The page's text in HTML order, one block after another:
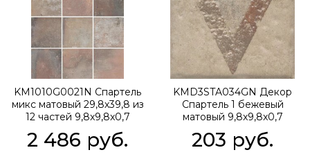
KM1010G0021N Спартель
микс матовый 29,8х39,8 из
12 частей 9,8x9,8x0,7
2 486 руб.
KMD3STA034GN Декор
Спартель 1 бежевый
матовый 9,8x9,8x0,7
203 руб.